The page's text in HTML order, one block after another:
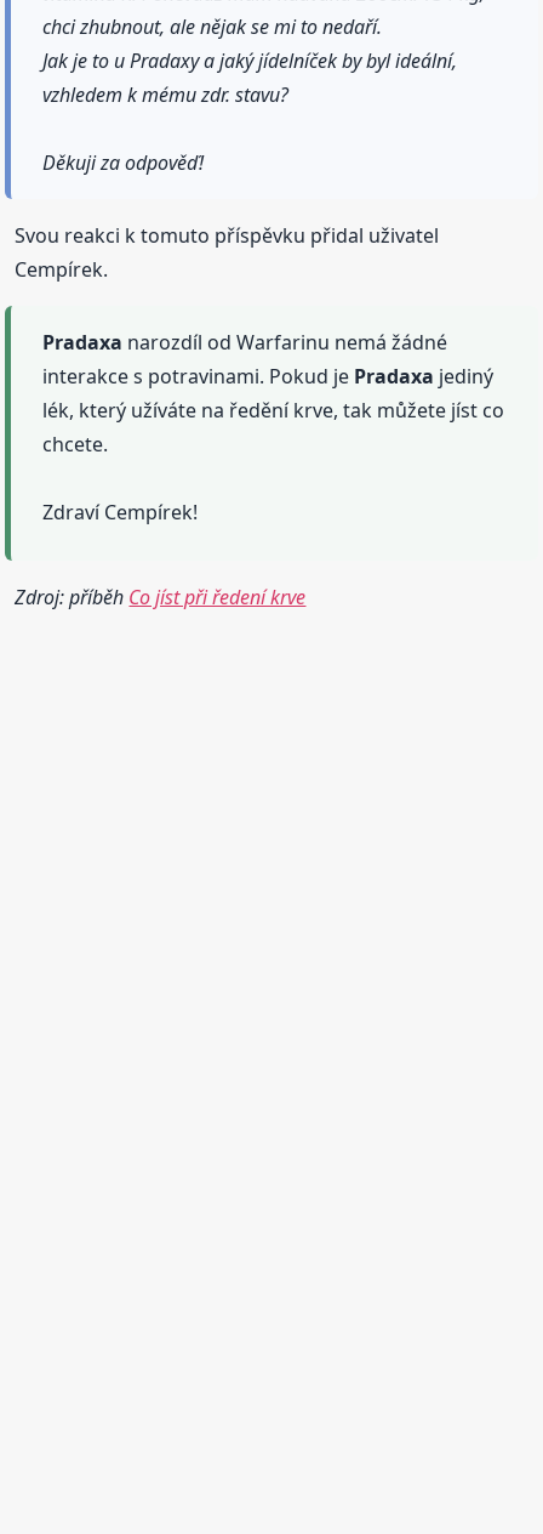
chci zhubnout, ale nějak se mi to nedaří.
Jak je to u Pradaxy a jaký jídelníček by byl ideální,
vzhledem k mému zdr. stavu?
Děkuji za odpověď!
Svou reakci k tomuto příspěvku přidal uživatel
Cempírek.
Pradaxa narozdíl od Warfarinu nemá žádné
interakce s potravinami. Pokud je Pradaxa jediný
lék, který užíváte na ředění krve, tak můžete jíst co
chcete.
Zdraví Cempírek!
Zdroj: příběh Co jíst při ředení krve